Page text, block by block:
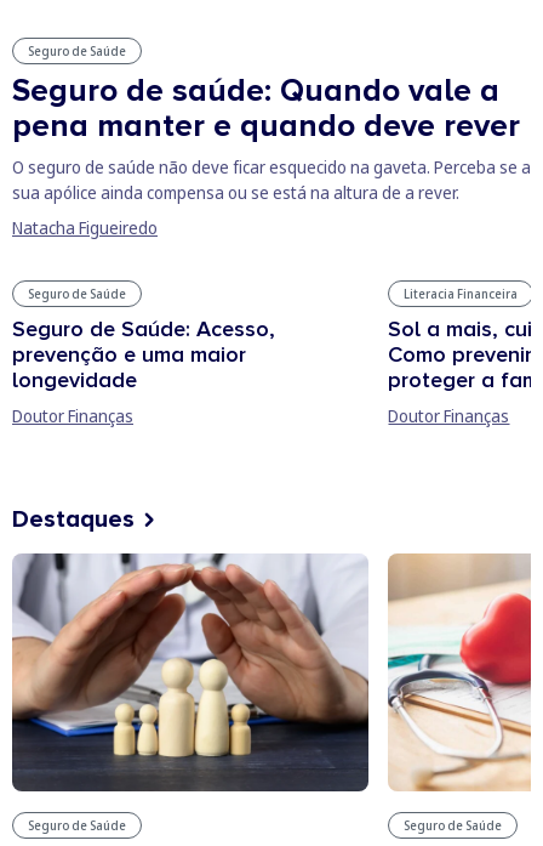
Seguro de Saúde
Seguro de saúde: Quando vale a
pena manter e quando deve rever
O seguro de saúde não deve ficar esquecido na gaveta. Perceba se a
sua apólice ainda compensa ou se está na altura de a rever.
Natacha Figueiredo
Seguro de Saúde
Seguro de Saúde: Acesso,
prevenção e uma maior
longevidade
Doutor Finanças
Literacia Financeira
Sol a mais,
Como
proteger a
Doutor Finanças
Destaques
Seguro de Saúde Seguro de Saúde